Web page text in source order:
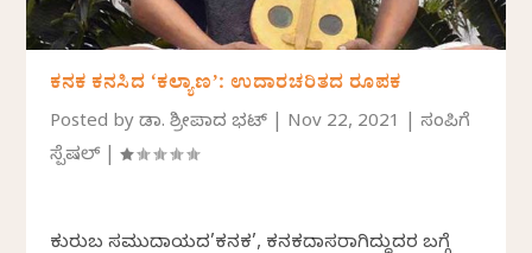
ಕನಕ ಕನಸಿದ ‘ಕಲ್ಯಾಣ’: ಉದಾರಚರಿತದ ರೂಪಕ
Posted byಡಾ. ಶ್ರೀಪಾದ ಭಟ್ Nov 22, 2021 |ಸಂಪಿಗೆ
ಸ್ಪೆಷಲ್|
ಕುರುಬ ಸಮುದಾಯದ’ಕನಕ’, ಕನಕದಾಸರಾಗಿದ್ದುದರ ಬಗ್ಗೆ